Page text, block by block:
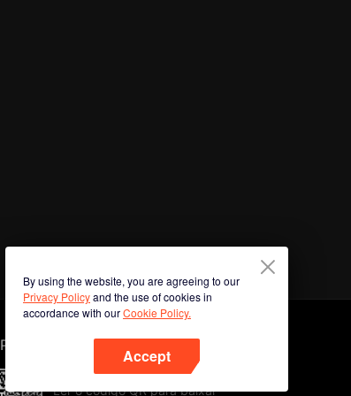
By using the website, you are agreeing to our
Privacy Policyand the use of cookies in
accordance with ourCookie Policy.
Accept
Phone
Ler o código QR para baixar